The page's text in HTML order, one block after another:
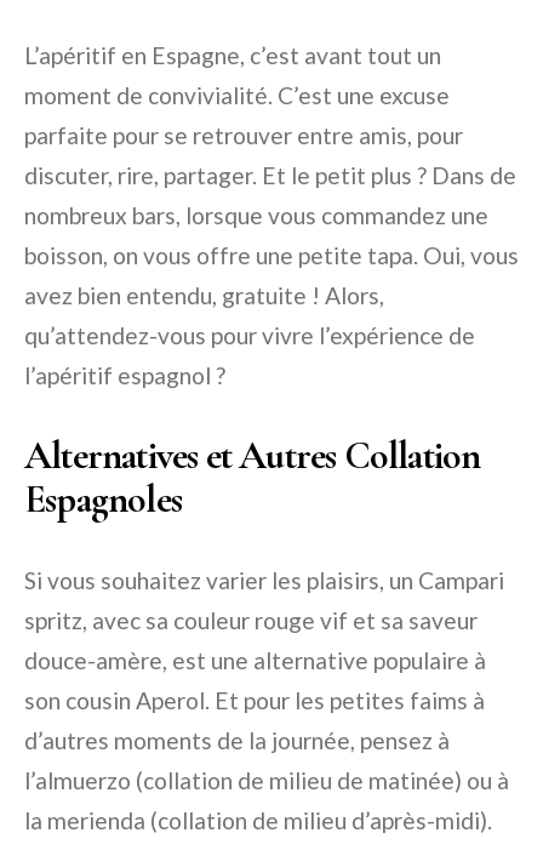
L’apéritif en Espagne, c’est avant tout un
moment de convivialité. C’est une excuse
parfaite pour se retrouver entre amis, pour
discuter, rire, partager. Et le petit plus ? Dans de
nombreux bars, lorsque vous commandez une
boisson, on vous offre une petite tapa. Oui, vous
avez bien entendu, gratuite ! Alors,
qu’attendez-vous pour vivre l’expérience de
l’apéritif espagnol ?
Alternatives et Autres Collation
Espagnoles
Si vous souhaitez varier les plaisirs, un Campari
spritz, avec sa couleur rouge vif et sa saveur
douce-amère, est une alternative populaire à
son cousin Aperol. Et pour les petites faims à
d’autres moments de la journée, pensez à
l’almuerzo (collation de milieu de matinée) ou à
la merienda (collation de milieu d’après-midi).